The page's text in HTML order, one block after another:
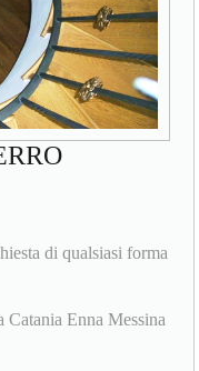
di qualsiasi forma
Enna Messina